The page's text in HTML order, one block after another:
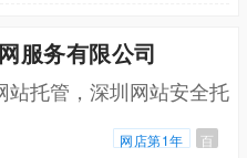
服务有限公司
托管，深圳网站安全托
网店第1年 百